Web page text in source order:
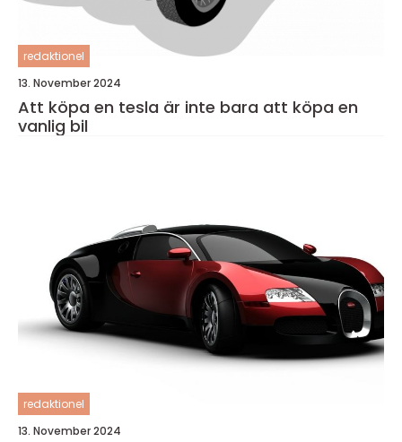
redaktionel
13. November 2024
Att köpa en tesla är inte bara att köpa en
vanlig bil
redaktionel
13. November 2024